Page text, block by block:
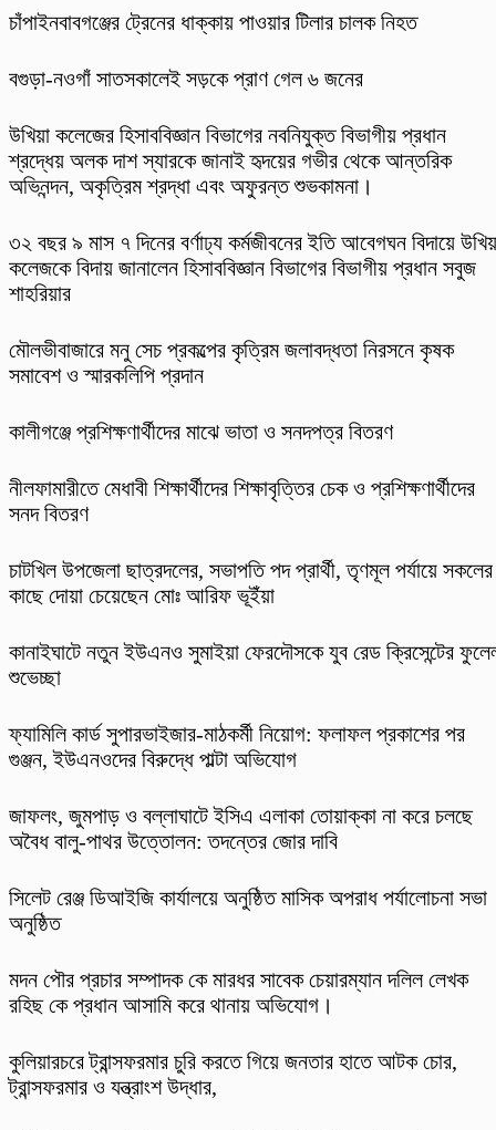
চাঁপাইনবাবগঞ্জের ট্রেনের ধাক্কায় পাওয়ার টিলার চালক নিহত
বগুড়া-নওগাঁ সাতসকালেই সড়কে প্রাণ গেল ৬ জনের
উখিয়া কলেজের হিসাববিজ্ঞান বিভাগের নবনিযুক্ত বিভাগীয় প্রধান
শ্রদ্ধেয় অলক দাশ স্যারকে জানাই হৃদয়ের গভীর থেকে আন্তরিক
অভিনন্দন, অকৃত্রিম শ্রদ্ধা এবং অফুরন্ত শুভকামনা।
৩২ বছর ৯ মাস ৭ দিনের বর্ণাঢ্য কর্মজীবনের ইতি আবেগঘন বিদায়ে
কলেজকে বিদায় জানালেন হিসাববিজ্ঞান বিভাগের বিভাগীয় প্রধান সবুজ
শাহরিয়ার
মৌলভীবাজারে মনু সেচ প্রকল্পের কৃত্রিম জলাবদ্ধতা নিরসনে কৃষক
সমাবেশ ও স্মারকলিপি প্রদান
কালীগঞ্জে প্রশিক্ষণার্থীদের মাঝে ভাতা ও সনদপত্র বিতরণ
নীলফামারীতে মেধাবী শিক্ষার্থীদের শিক্ষাবৃত্তির চেক ও প্রশিক্ষণার্থীদের
সনদ বিতরণ
চাটখিল উপজেলা ছাত্রদলের, সভাপতি পদ প্রার্থী, তৃণমূল পর্যায়ে সকলের
কাছে দোয়া চেয়েছেন মোঃ আরিফ ভূইঁয়া
কানাইঘাটে নতুন ইউএনও সুমাইয়া ফেরদৌসকে যুব রেড ক্রিসেন্টের
শুভেচ্ছা
ফ্যামিলি কার্ড সুপারভাইজার-মাঠকর্মী নিয়োগ: ফলাফল প্রকাশের পর
গুঞ্জন, ইউএনওদের বিরুদ্ধে পাল্টা অভিযোগ
​জাফলং, জুমপাড় ও বল্লাঘাটে ইসিএ এলাকা তোয়াক্কা না করে চলছে
অবৈধ বালু-পাথর উত্তোলন: তদন্তের জোর দাবি
‎সিলেট রেঞ্জ ডিআইজি কার্যালয়ে অনুষ্ঠিত মাসিক অপরাধ পর্যালোচনা সভা
অনুষ্ঠিত
মদন পৌর প্রচার সম্পাদক কে মারধর সাবেক চেয়ারম্যান দলিল লেখক
রহিছ কে প্রধান আসামি করে থানায় অভিযোগ।
কুলিয়ারচরে ট্রান্সফরমার চুরি করতে গিয়ে জনতার হাতে আটক চোর,
ট্রান্সফরমার ও যন্ত্রাংশ উদ্ধার,